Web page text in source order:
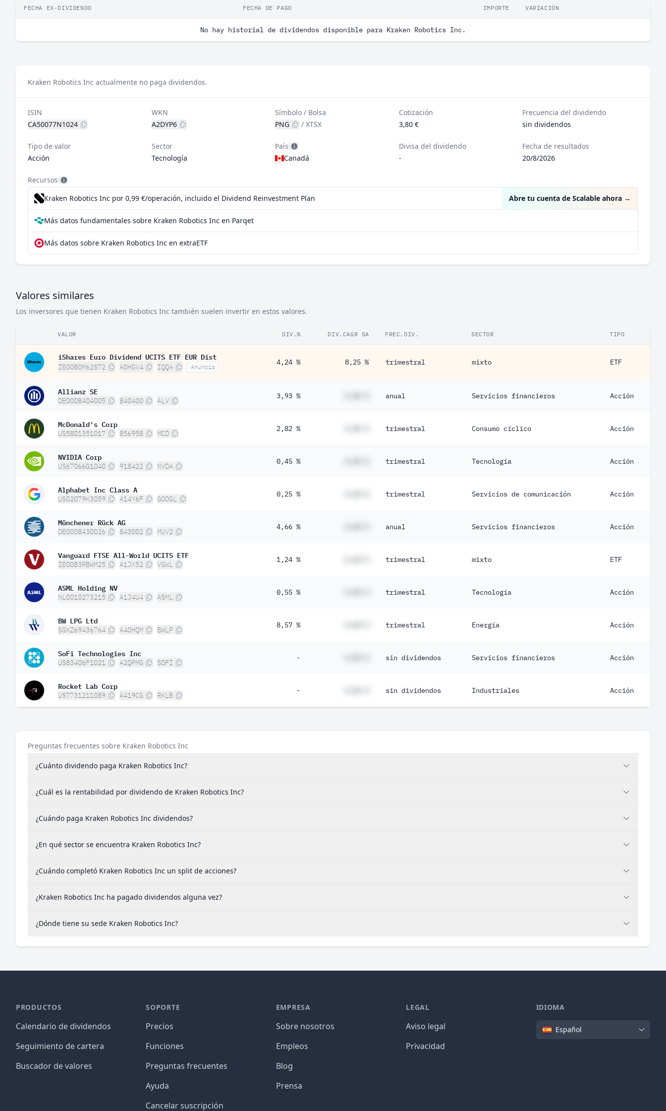
FECHA EX-DIVIDENDO FECHA DE PAGO IMPORTE VARIACIÓN
No hay historial de dividendos disponible para Kraken Robotics Inc.
Kraken Robotics Inc actualmente no paga dividendos.
ISIN
CA50077N1024
WKN
A2DYP6
Símbolo / Bolsa
PNG
/XTSX
Cotización
3,80 €
Frecuencia del dividendo
sin dividendos
Tipo de valor
Acción
Sector
Tecnología
País
Canadá
Divisa del dividendo
-
Fecha de resultados
20/8/2026
Recursos
Kraken Robotics Inc por 0,99 €/operación, incluido el Dividend Reinvestment Plan
Abre tu cuenta de Scalable ahora →
Más datos fundamentales sobre Kraken Robotics Inc en Parqet
Más datos sobre Kraken Robotics Inc en extraETF
Valores similares
Los inversores que tienen Kraken Robotics Inc también suelen invertir en estos valores.
VALOR DIV.% DIV.CAGR 5A FREC.DIV. SECTOR TIPO
iShares Euro Dividend UCITS ETF EUR Dist
IE00B0M62S72 A0HGV4 IQQA Anuncio
4,24 % 8,25 % trimestral mixto ETF
Allianz SE
DE0008404005 840400 ALV
3,93 % anual Servicios financieros Acción
McDonald's Corp
US5801351017 856958 MCD
2,82 % trimestral Consumo cíclico Acción
NVIDIA Corp
US67066G1040 918422 NVDA
0,45 % trimestral Tecnología Acción
Alphabet Inc Class A
US02079K3059 A14Y6F GOOGL
0,25 % trimestral Servicios de comunicación Acción
Münchener Rück AG
DE0008430026 843002 MUV2
4,66 % anual Servicios financieros Acción
Vanguard FTSE All-World UCITS ETF
IE00B3RBWM25 A1JX52 VGWL
1,24 % trimestral mixto ETF
ASML Holding NV
NL0010273215 A1J4U4 ASML
0,55 % trimestral Tecnología Acción
BW LPG Ltd
SGXZ69436764 A40HQM BWLP
8,57 % trimestral Energía Acción
SoFi Technologies Inc
US83406F1021 A2QPMG SOFI
- sin dividendos Servicios financieros Acción
Rocket Lab Corp
US7731211089 A419CG RKLB
- sin dividendos Industriales Acción
Preguntas frecuentes sobre Kraken Robotics Inc
¿Cuánto dividendo paga Kraken Robotics Inc?
¿Cuál es la rentabilidad por dividendo de Kraken Robotics Inc?
¿Cuándo paga Kraken Robotics Inc dividendos?
¿En qué sector se encuentra Kraken Robotics Inc?
¿Cuándo completó Kraken Robotics Inc un split de acciones?
¿Kraken Robotics Inc ha pagado dividendos alguna vez?
¿Dónde tiene su sede Kraken Robotics Inc?
PRODUCTOS
Calendario de dividendos
Seguimiento de cartera
Buscador de valores
SOPORTE
Precios
Funciones
Preguntas frecuentes
Ayuda
Cancelar suscripción
EMPRESA
Sobre nosotros
Empleos
Blog
Prensa
LEGAL
Aviso legal
Privacidad
IDIOMA
IdiomaEspañol